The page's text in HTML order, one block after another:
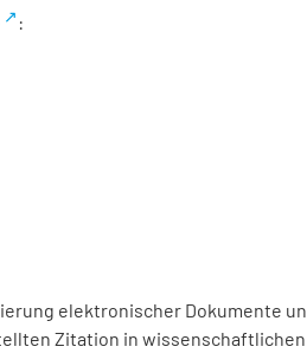
:
elektronischer Dokumente
Zitation in wissenschaftlichen